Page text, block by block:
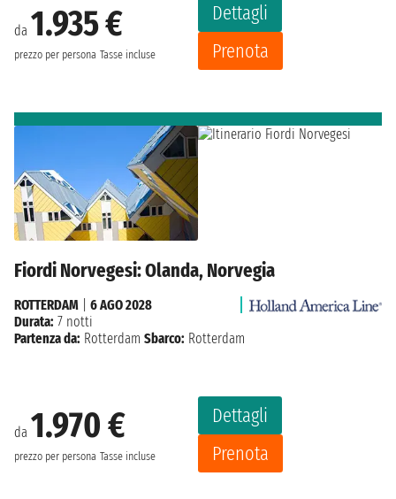
da 1.935 €
prezzo per persona Tasse incluse
Dettagli
Prenota
Fiordi Norvegesi: Olanda, Norvegia
da 1.970 €
prezzo per persona Tasse incluse
Dettagli
Prenota
ROTTERDAM
6 AGO 2028
Durata: 7 notti
Partenza da: Rotterdam Sbarco: Rotterdam